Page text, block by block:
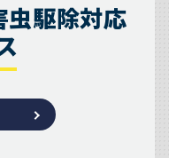
虫駆除対応